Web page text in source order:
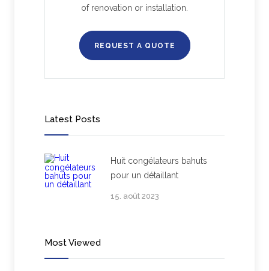
of renovation or installation.
REQUEST A QUOTE
Latest Posts
Huit congélateurs bahuts
pour un détaillant
15. août 2023
Most Viewed